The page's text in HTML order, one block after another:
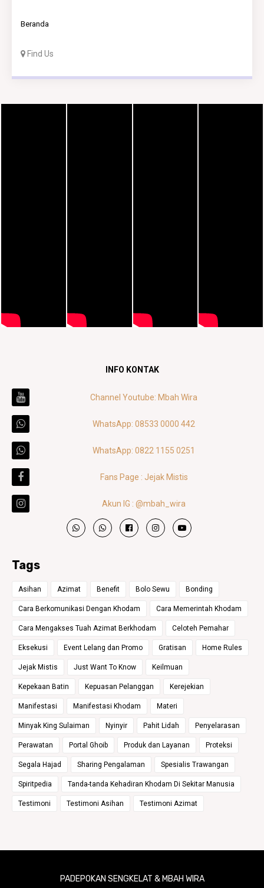
Beranda
Find Us
INFO KONTAK
Channel Youtube: Mbah Wira
WhatsApp: 08533 0000 442
WhatsApp: 0822 1155 0251
Fans Page : Jejak Mistis
Akun IG : @mbah_wira
Tags
Asihan Azimat Benefit Bolo Sewu Bonding
Cara Berkomunikasi Dengan Khodam Cara Memerintah Khodam
Cara Mengakses Tuah Azimat Berkhodam Celoteh Pemahar
Eksekusi Event Lelang dan Promo Gratisan Home Rules
Jejak Mistis Just Want To Know Keilmuan
Kepekaan Batin Kepuasan Pelanggan Kerejekian
Manifestasi Manifestasi Khodam Materi
Minyak King Sulaiman Nyinyir Pahit Lidah Penyelarasan
Perawatan Portal Ghoib Produk dan Layanan Proteksi
Segala Hajad Sharing Pengalaman Spesialis Trawangan
Spiritpedia Tanda-tanda Kehadiran Khodam Di Sekitar Manusia
Testimoni Testimoni Asihan Testimoni Azimat
PADEPOKAN SENGKELAT & MBAH WIRA